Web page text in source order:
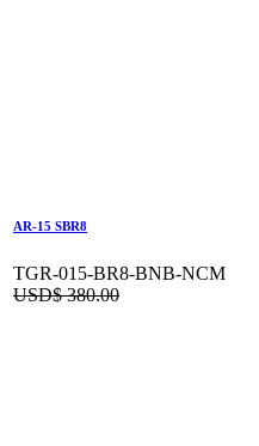
AR-15 SBR8
TGR-015-BR8-BNB-NCM
USD$380.00